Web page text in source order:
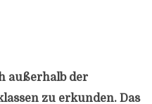
außerhalb der
zu erkunden. Das